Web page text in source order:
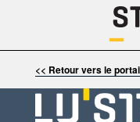
<< Retour vers le